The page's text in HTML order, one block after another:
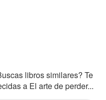
libros similares? Te
a El arte de perder...